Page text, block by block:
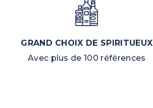
GRAND CHOIX DE SPIRITUEUX
Avec plus de 100 références